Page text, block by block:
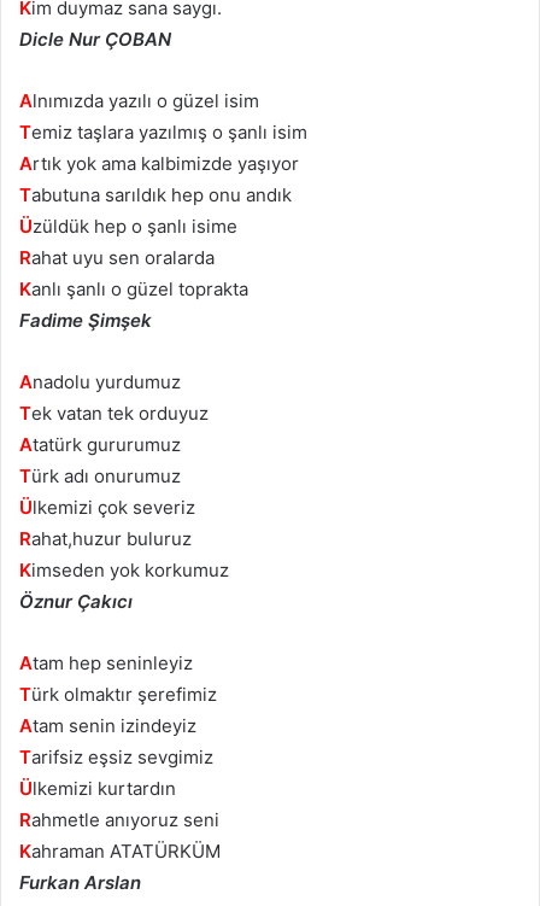
Kim duymaz sana saygı.
Dicle Nur ÇOBAN
Alnımızda yazılı o güzel isim
Temiz taşlara yazılmış o şanlı isim
Artık yok ama kalbimizde yaşıyor
Tabutuna sarıldık hep onu andık
Üzüldük hep o şanlı isime
Rahat uyu sen oralarda
Kanlı şanlı o güzel toprakta
Fadime Şimşek
Anadolu yurdumuz
Tek vatan tek orduyuz
Atatürk gururumuz
Türk adı onurumuz
Ülkemizi çok severiz
Rahat,huzur buluruz
Kimseden yok korkumuz
Öznur Çakıcı
Atam hep seninleyiz
Türk olmaktır şerefimiz
Atam senin izindeyiz
Tarifsiz eşsiz sevgimiz
Ülkemizi kurtardın
Rahmetle anıyoruz seni
Kahraman ATATÜRKÜM
Furkan Arslan